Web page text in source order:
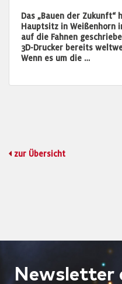
Das „Bauen der
Hauptsitz in Weißenhorn
auf die Fahnen
3D-Drucker bereits
Wenn es um die …
zur Übersicht
Newsletter